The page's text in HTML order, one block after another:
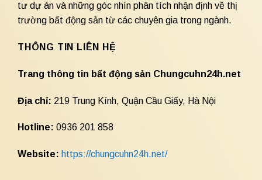
tư dự án và những góc nhìn phân tích nhận định về thị
trường bất động sản từ các chuyên gia trong ngành.
THÔNG TIN LIÊN HỆ
Trang thông tin bất động sản Chungcuhn24h.net
Địa chỉ: 219 Trung Kính, Quận Cầu Giấy, Hà Nội
Hotline: 0936 201 858
Website: https://chungcuhn24h.net/